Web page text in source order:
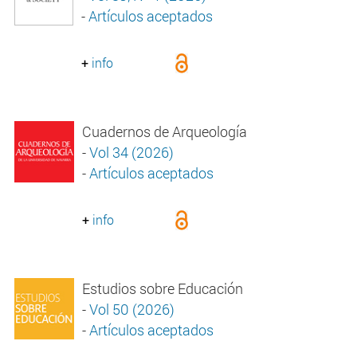
-Artículos aceptados
+ info
Cuadernos de Arqueología
-Vol 34 (2026)
-Artículos aceptados
+ info
Estudios sobre Educación
-Vol 50 (2026)
-Artículos aceptados